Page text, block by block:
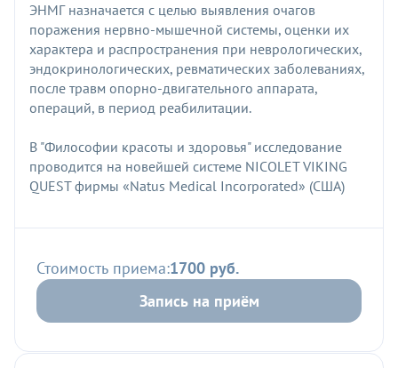
ЭНМГ назначается с целью выявления очагов
поражения нервно-мышечной системы, оценки их
характера и распространения при неврологических,
эндокринологических, ревматических заболеваниях,
после травм опорно-двигательного аппарата,
операций, в период реабилитации.
В "Философии красоты и здоровья" исследование
проводится на новейшей системе NICOLET VIKING
QUEST фирмы «Natus Medical Incorporated» (США)
Стоимость приема:1700 руб.
Запись на приём